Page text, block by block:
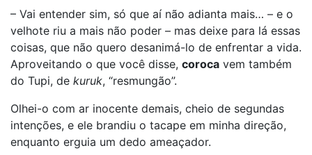
– Vai entender sim, só que aí não adianta mais… – e o
velhote riu a mais não poder – mas deixe para lá essas
coisas, que não quero desanimá-lo de enfrentar a vida.
Aproveitando o que você disse, coroca vem também
do Tupi, de kuruk, “resmungão”.
Olhei-o com ar inocente demais, cheio de segundas
intenções, e ele brandiu o tacape em minha direção,
enquanto erguia um dedo ameaçador.